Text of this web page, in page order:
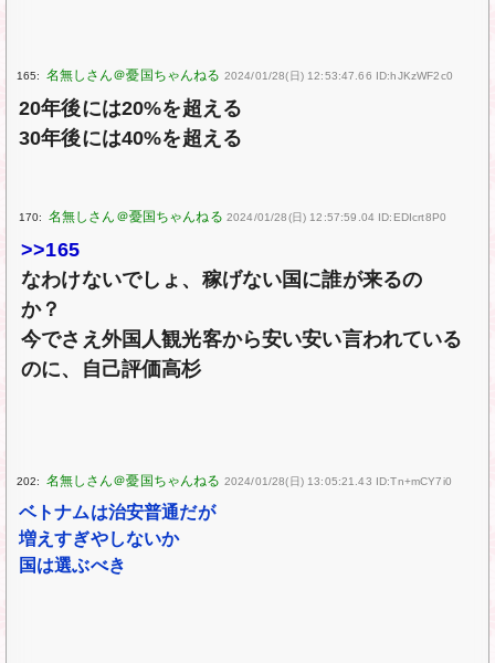
165: 2024/01/28(日) 12:53:47.66 ID:hJKzWF2c0
20年後には20%を超える
30年後には40%を超える
170: 2024/01/28(日) 12:57:59.04 ID:EDIcrt8P0
>>165
なわけないでしょ、稼げない国に誰が来るの
か？
今でさえ外国人観光客から安い安い言われている
のに、自己評価高杉
202: 2024/01/28(日) 13:05:21.43 ID:Tn+mCY7i0
ベトナムは治安普通だが
増えすぎやしないか
国は選ぶべき